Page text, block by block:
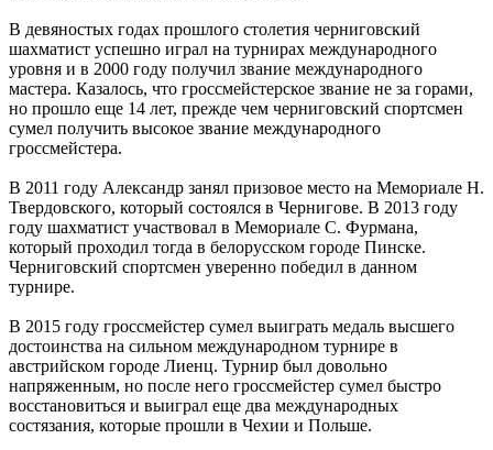
В девяностых годах прошлого столетия черниговский
шахматист успешно играл на турнирах международного
уровня и в 2000 году получил звание международного
мастера. Казалось, что гроссмейстерское звание не за горами,
но прошло еще 14 лет, прежде чем черниговский спортсмен
сумел получить высокое звание международного
гроссмейстера.
В 2011 году Александр занял призовое место на Мемориале Н.
Твердовского, который состоялся в Чернигове. В 2013 году
году шахматист участвовал в Мемориале С. Фурмана,
который проходил тогда в белорусском городе Пинске.
Черниговский спортсмен уверенно победил в данном
турнире.
В 2015 году гроссмейстер сумел выиграть медаль высшего
достоинства на сильном международном турнире в
австрийском городе Лиенц. Турнир был довольно
напряженным, но после него гроссмейстер сумел быстро
восстановиться и выиграл еще два международных
состязания, которые прошли в Чехии и Польше.